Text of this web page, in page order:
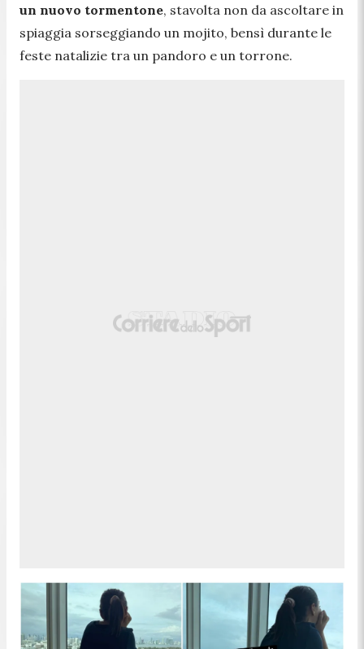
un nuovo tormentone, stavolta non da ascoltare in
spiaggia sorseggiando un mojito, bensì durante le
feste natalizie tra un pandoro e un torrone.